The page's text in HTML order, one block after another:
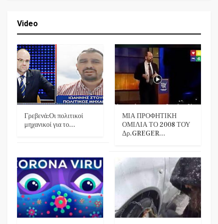
Video
Γρεβενά:Οι πολιτικοί
μηχανικοί για το…
ΜΙΑ ΠΡΟΦΗΤΙΚΗ
ΟΜΙΛΙΑ ΤΟ 2008 ΤΟΥ
Δρ.GREGER…